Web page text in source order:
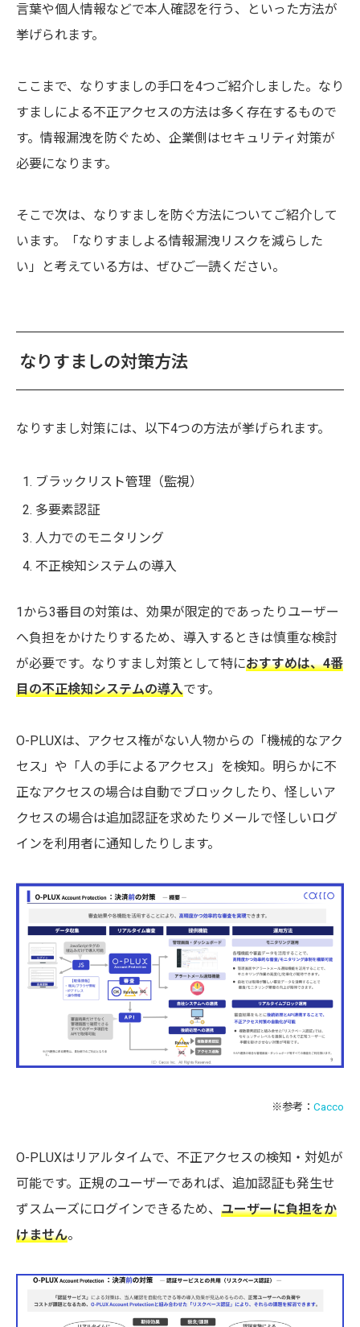
言葉や個人情報などで本人確認を行う、といった方法が
挙げられます。
ここまで、なりすましの手口を4つご紹介しました。なり
すましによる不正アクセスの方法は多く存在するもので
す。情報漏洩を防ぐため、企業側はセキュリティ対策が
必要になります。
そこで次は、なりすましを防ぐ方法についてご紹介して
います。「なりすましよる情報漏洩リスクを減らした
い」と考えている方は、ぜひご一読ください。
なりすましの対策方法
なりすまし対策には、以下4つの方法が挙げられます。
ブラックリスト管理（監視）
多要素認証
人力でのモニタリング
不正検知システムの導入
1から3番目の対策は、効果が限定的であったりユーザー
へ負担をかけたりするため、導入するときは慎重な検討
が必要です。なりすまし対策として特におすすめは、4番
目の不正検知システムの導入です。
O-PLUXは、アクセス権がない人物からの「機械的なアク
セス」や「人の手によるアクセス」を検知。明らかに不
正なアクセスの場合は自動でブロックしたり、怪しいア
クセスの場合は追加認証を求めたりメールで怪しいログ
インを利用者に通知したりします。
※参考： Cacco
O-PLUXはリアルタイムで、不正アクセスの検知・対処が
可能です。正規のユーザーであれば、追加認証も発生せ
ずスムーズにログインできるため、 ユーザーに負担をか
けません。